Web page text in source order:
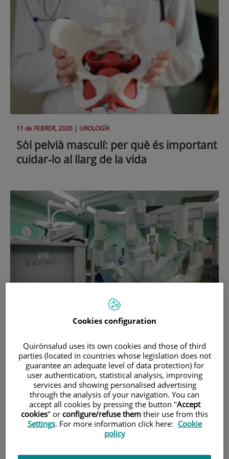
11 de FEBRER, 2026 | UROLOGÍA
Sòl pelvià masculí: per què és important
cuidar-lo al llarg de la vida
, 2026 |CÁNCER, UROLOGÍA
Cirurgia robòtica en el càncer de ronyó:
més precisió i menys impacte per al
pacient
Cookies configuration
Quirónsalud uses its own cookies and those of third
parties (located in countries whose legislation does not
guarantee an adequate level of data protection) for
user authentication, statistical analysis, improving
services and showing personalised advertising
through the analysis of your navigation. You can
accept all cookies by pressing the button "Accept
cookies" or configure/refuse them their use from this
Settings. For more information click here: Cookie
policy